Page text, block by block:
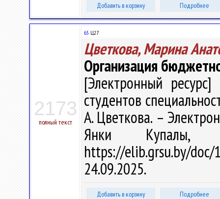
Добавить в корзину Подробнее
2173
полный текст
65 Ц27
Цветкова, Марина
Организация
[Электронный
студентов
А. Цветкова. –
Янки
https://elib.grsu.by/
24.09.2025.
Добавить в корзину Подробнее